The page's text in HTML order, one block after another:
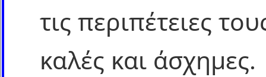
τις περιπέτειες
καλές και άσχημες.